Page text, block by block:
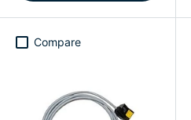
Compare